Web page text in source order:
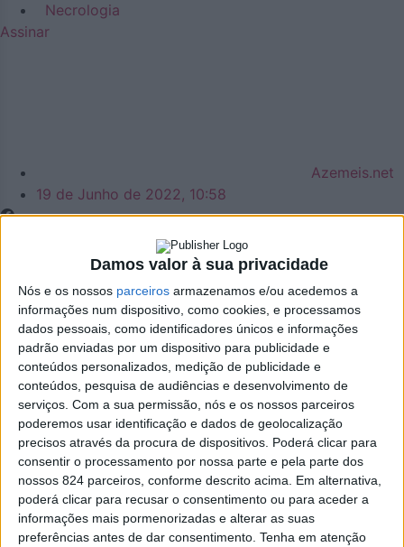
Damos valor à sua privacidade
Nós e os nossos parceiros armazenamos e/ou acedemos a
informações num dispositivo, como cookies, e processamos
dados pessoais, como identificadores únicos e informações
padrão enviadas por um dispositivo para publicidade e
conteúdos personalizados, medição de publicidade e
conteúdos, pesquisa de audiências e desenvolvimento de
serviços. Com a sua permissão, nós e os nossos parceiros
poderemos usar identificação e dados de geolocalização
precisos através da procura de dispositivos. Poderá clicar para
consentir o processamento por nossa parte e pela parte dos
nossos 824 parceiros, conforme descrito acima. Em alternativa,
poderá clicar para recusar o consentimento ou para aceder a
informações mais pormenorizadas e alterar as suas
preferências antes de dar consentimento. Tenha em atenção
Necrologia
Assinar
Azemeis.net
19 de Junho de 2022, 10:58
Cultura Lazer
37.20. The Gift fizeram
vibrar Oliveira de
Azeméis
>A banda liderada por Sónia Tavares conquistou o público
de Oliveira de Azeméis presente na Praça da Cidade de
Oliveira de Azeméis.